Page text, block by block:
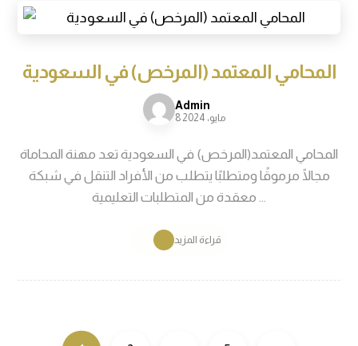
Admin
8 مايو، 2024
المحامي المعتمد(المرخص) في السعودية تعد مهنة المحاماة
مجالًا مرموقًا ومتطلبًا يتطلب من الأفراد التنقل في شبكة
معقدة من المتطلبات التعليمية ...
قراءة المزيد